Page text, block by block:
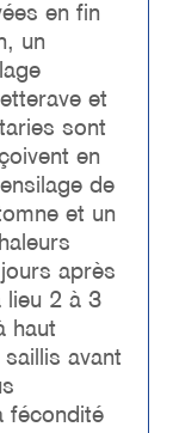
en fin
un
et
sont
en
de
et un
après
lieu 2 à 3
haut
avant
fécondité